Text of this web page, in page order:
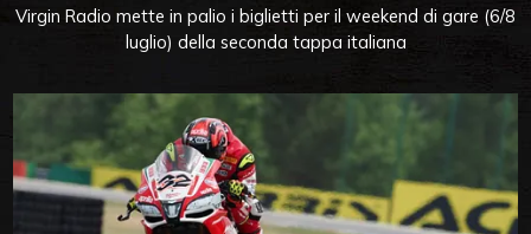
Virgin Radio mette in palio i biglietti per il weekend di gare (6/8
luglio) della seconda tappa italiana